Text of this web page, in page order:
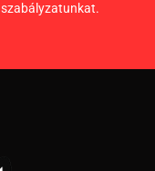
szabályzatunkat.